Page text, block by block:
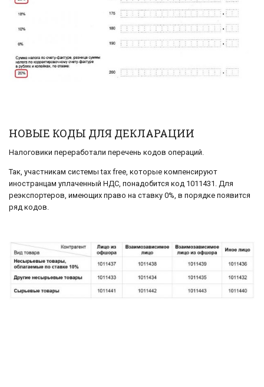
НОВЫЕ КОДЫ ДЛЯ ДЕКЛАРАЦИИ
Налоговики переработали перечень кодов операций.
Так, участникам системы tax free, которые компенсируют
иностранцам уплаченный НДС, понадобится код 1011431. Для
реэкспортеров, имеющих право на ставку 0%, в порядке появится
ряд кодов.